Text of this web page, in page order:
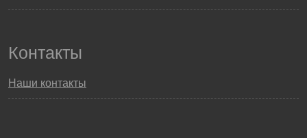
Контакты
Наши контакты